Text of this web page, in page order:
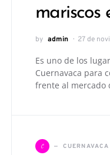
mariscos
by admin 27 de
Es uno de los
Cuernavaca para
frente al mercado
C CUERNAVACA